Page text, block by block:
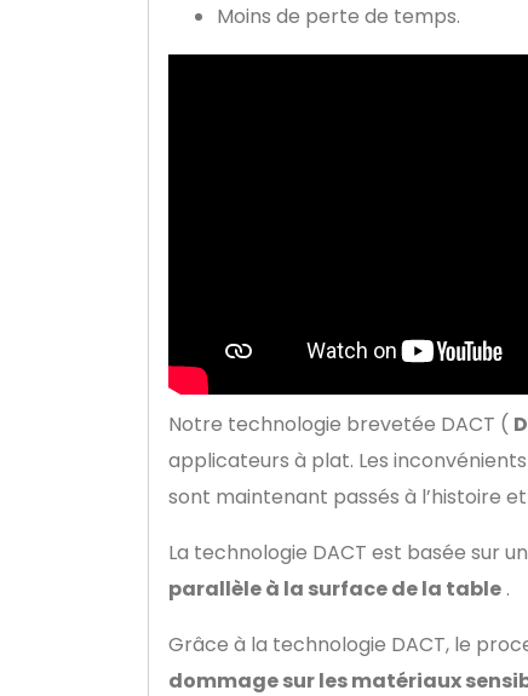
Moins de perte de temps.
Notre technologie brevetée DACT (
applicateurs à plat. Les
sont maintenant passés à l’histoire
La technologie DACT est basée sur
parallèle à la surface de la table .
Grâce à la technologie DACT, le
dommage sur les matériaux